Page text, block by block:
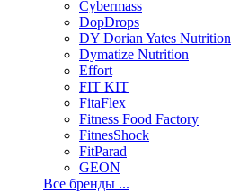
Cybermass
DopDrops
DY Dorian Yates Nutrition
Dymatize Nutrition
Effort
FIT KIT
FitaFlex
Fitness Food Factory
FitnesShock
FitParad
GEON
Все бренды ...